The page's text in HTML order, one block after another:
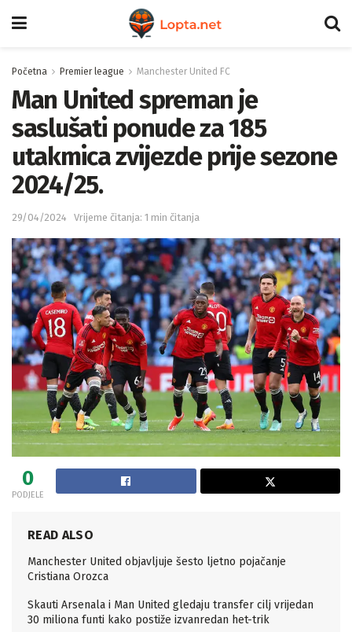
Početna Premier league Manchester United FC
Man United spreman je
saslušati ponude za 185
utakmica zvijezde prije sezone
2024/25.
29/04/2024 Vrijeme čitanja: 1 min čitanja
0
PODJELE
READ ALSO
Manchester United objavljuje šesto ljetno pojačanje
Cristiana Orozca
Skauti Arsenala i Man United gledaju transfer cilj vrijedan
30 miliona funti kako postiže izvanredan het-trik